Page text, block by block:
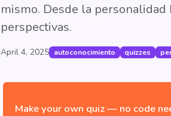
mismo. Desde la
perspectivas.
April 4, 2025 autoconocimiento quizzes
Make your own quiz — no code